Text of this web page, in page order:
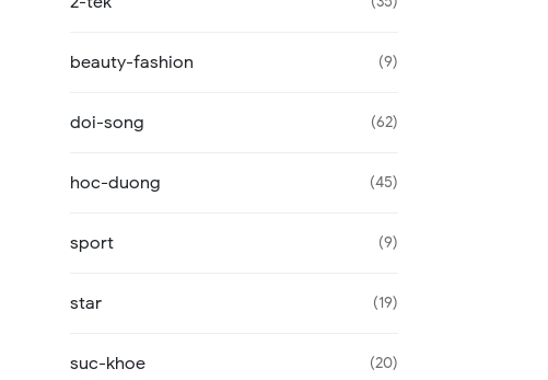
beauty-fashion 9
doi-song 62
hoc-duong 45
sport 9
star 19
suc-khoe 20